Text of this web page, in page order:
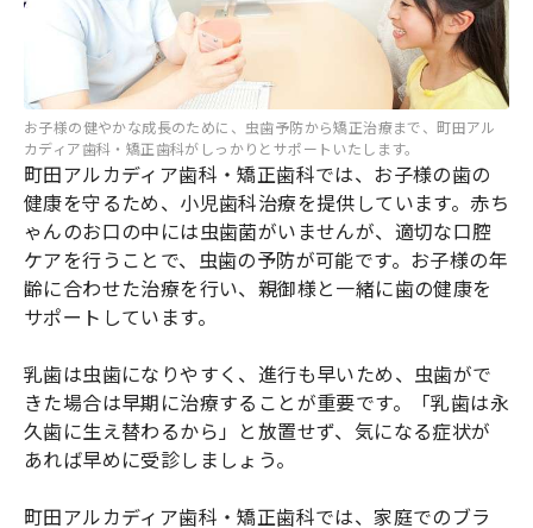
お子様の健やかな成長のために、虫歯予防から矯正治療まで、町田アル
カディア歯科・矯正歯科がしっかりとサポートいたします。
町田アルカディア歯科・矯正歯科では、お子様の歯の
健康を守るため、小児歯科治療を提供しています。赤ち
ゃんのお口の中には虫歯菌がいませんが、適切な口腔
ケアを行うことで、虫歯の予防が可能です。お子様の年
齢に合わせた治療を行い、親御様と一緒に歯の健康を
サポートしています。
乳歯は虫歯になりやすく、進行も早いため、虫歯がで
きた場合は早期に治療することが重要です。「乳歯は永
久歯に生え替わるから」と放置せず、気になる症状が
あれば早めに受診しましょう。
町田アルカディア歯科・矯正歯科では、家庭でのブラ